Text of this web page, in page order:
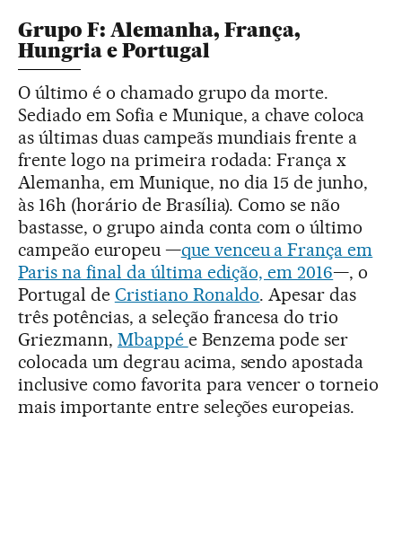
Grupo F: Alemanha, França,
Hungria e Portugal
O último é o chamado grupo da morte.
Sediado em Sofia e Munique, a chave coloca
as últimas duas campeãs mundiais frente a
frente logo na primeira rodada: França x
Alemanha, em Munique, no dia 15 de junho,
às 16h (horário de Brasília). Como se não
bastasse, o grupo ainda conta com o último
campeão europeu —que venceu a França em
Paris na final da última edição, em 2016—, o
Portugal de Cristiano Ronaldo. Apesar das
três potências, a seleção francesa do trio
Griezmann, Mbappé e Benzema pode ser
colocada um degrau acima, sendo apostada
inclusive como favorita para vencer o torneio
mais importante entre seleções europeias.